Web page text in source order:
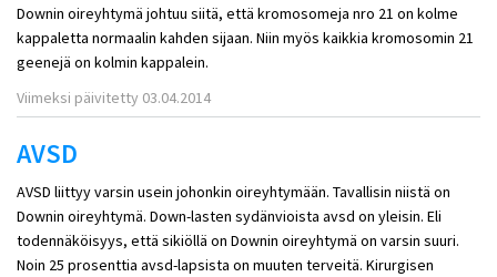
Downin oireyhtymä johtuu siitä, että kromosomeja nro 21 on kolme
kappaletta normaalin kahden sijaan. Niin myös kaikkia kromosomin 21
geenejä on kolmin kappalein.
Viimeksi päivitetty 03.04.2014
AVSD
AVSD liittyy varsin usein johonkin oireyhtymään. Tavallisin niistä on
Downin oireyhtymä. Down-lasten sydänvioista avsd on yleisin. Eli
todennäköisyys, että sikiöllä on Downin oireyhtymä on varsin suuri.
Noin 25 prosenttia avsd-lapsista on muuten terveitä. Kirurgisen